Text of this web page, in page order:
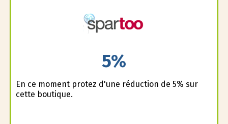
5%
En ce moment profitez d'une réduction de 5% sur
cette boutique.